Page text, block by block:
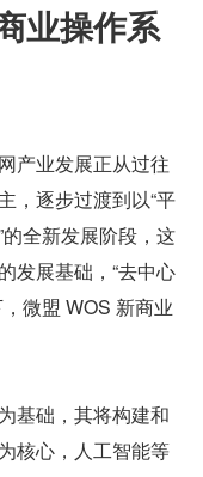
业操作系
产业发展正从过往
，逐步过渡到以“平
全新发展阶段，这
发展基础，“去中心
微盟 WOS 新商业
基础，其将构建和
核心，人工智能等